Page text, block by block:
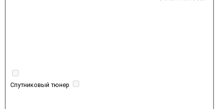
Спутниковый тюнер